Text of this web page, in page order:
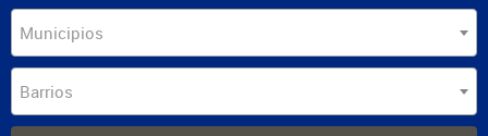
Municipios
Barrios